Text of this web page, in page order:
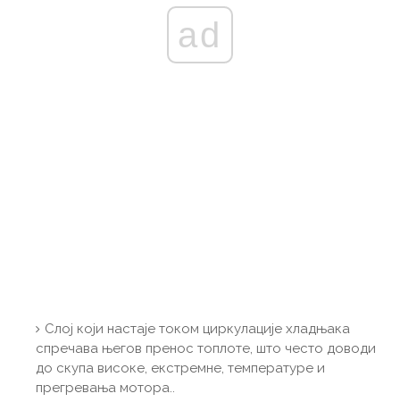
ad
Слој који настаје током циркулације хладњака
спречава његов пренос топлоте, што често доводи
до скупа високе, екстремне, температуре и
прегревања мотора..